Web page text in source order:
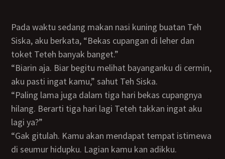
Pada waktu sedang makan nasi kuning buatan Teh
Siska, aku berkata, “Bekas cupangan di leher dan
toket Teteh banyak banget.”
“Biarin aja. Biar begitu melihat bayanganku di cermin,
aku pasti ingat kamu,” sahut Teh Siska.
“Paling lama juga dalam tiga hari bekas cupangnya
hilang. Berarti tiga hari lagi Teteh takkan ingat aku
lagi ya?”
“Gak gitulah. Kamu akan mendapat tempat istimewa
di seumur hidupku. Lagian kamu kan adikku.